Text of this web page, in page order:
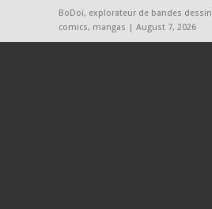
BoDoï, explorateur de bandes
comics, mangas | August 7, 2026